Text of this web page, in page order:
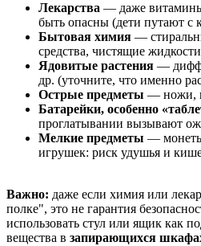
Лекарства — даже
быть опасны (дети путают с
Бытовая химия —
средства, чистящие
Ядовитые растения —
др. (уточните, что именно
Острые предметы — ножи,
Батарейки, особенно
проглатывании вызывают
Мелкие предметы —
игрушек: риск удушья и
Важно: даже если химия или
полке", это не гарантия
использовать стул или ящик как
вещества в запирающихся